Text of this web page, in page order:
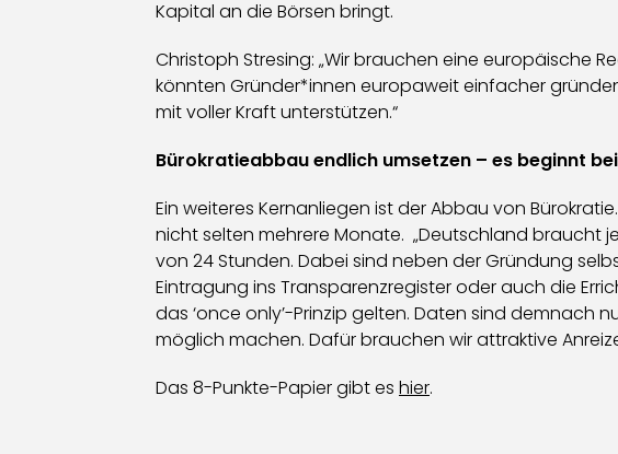
Kapital an die Börsen bringt.
Christoph Stresing: „Wir brauchen eine europäische
könnten Gründer*innen europaweit einfacher
mit voller Kraft unterstützen.“
Bürokratieabbau endlich umsetzen – es beginnt
Ein weiteres Kernanliegen ist der Abbau von
nicht selten mehrere Monate. „Deutschland braucht
von 24 Stunden. Dabei sind neben der Gründung
Eintragung ins Transparenzregister oder auch die
das ‘once only’-Prinzip gelten. Daten sind demnach
möglich machen. Dafür brauchen wir attraktive
Das 8-Punkte-Papier gibt es hier.